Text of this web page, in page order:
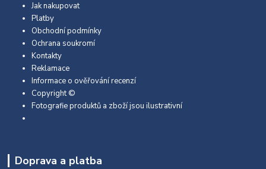
Jak nakupovat
Platby
Obchodní podmínky
Ochrana soukromí
Kontakty
Reklamace
Informace o ověřování recenzí
Copyright ©
Fotografie produktů a zboží jsou ilustrativní
Doprava a platba